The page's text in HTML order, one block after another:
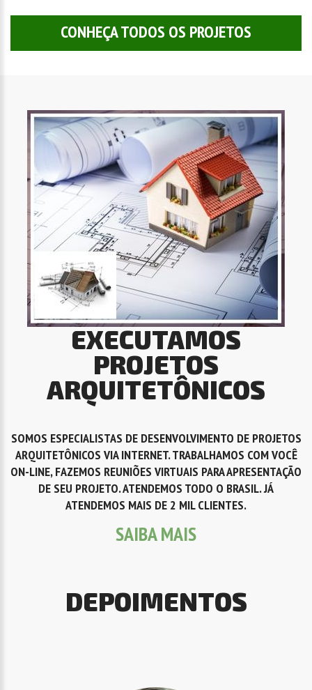
CONHEÇA TODOS OS PROJETOS
EXECUTAMOS
PROJETOS
ARQUITETÔNICOS
SOMOS ESPECIALISTAS DE DESENVOLVIMENTO DE PROJETOS
ARQUITETÔNICOS VIA INTERNET. TRABALHAMOS COM VOCÊ
ON-LINE, FAZEMOS REUNIÕES VIRTUAIS PARA APRESENTAÇÃO
DE SEU PROJETO. ATENDEMOS TODO O BRASIL. JÁ
ATENDEMOS MAIS DE 2 MIL CLIENTES.
SAIBA MAIS
DEPOIMENTOS